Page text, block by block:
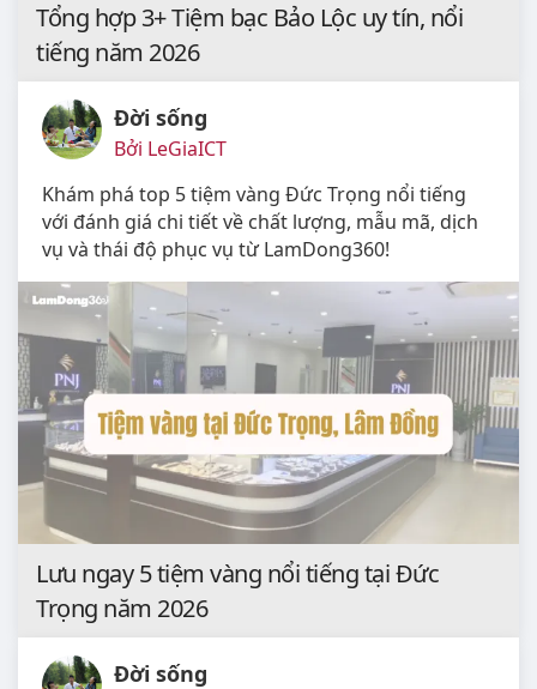
Tổng hợp 3+ Tiệm bạc Bảo Lộc uy tín, nổi
tiếng năm 2026
Đời sống
Bởi LeGiaICT
Khám phá top 5 tiệm vàng Đức Trọng nổi tiếng
với đánh giá chi tiết về chất lượng, mẫu mã, dịch
vụ và thái độ phục vụ từ LamDong360!
Lưu ngay 5 tiệm vàng nổi tiếng tại Đức
Trọng năm 2026
Đời sống